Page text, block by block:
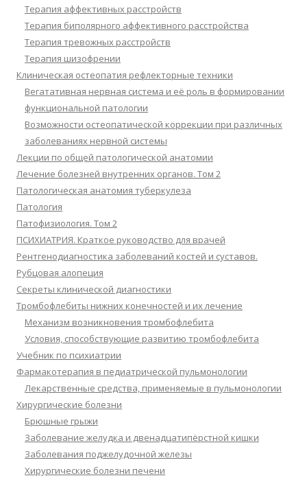
Терапия аффективных расстройств
Терапия биполярного аффективного расстройства
Терапия тревожных расстройств
Терапия шизофрении
Клиническая остеопатия рефлекторные техники
Вегатативная нервная система и её роль в формировании
функциональной патологии
Возможности остеопатической коррекции при различных
заболеваниях нервной системы
Лекции по общей патологической анатомии
Лечение болезней внутренних органов. Том 2
Патологическая анатомия туберкулеза
Патология
Патофизиология. Том 2
ПСИХИАТРИЯ. Краткое руководство для врачей
Рентгенодиагностика заболеваний костей и суставов.
Рубцовая алопеция
Секреты клинической диагностики
Тромбофлебиты нижних конечностей и их лечение
Механизм возникновения тромбофлебита
Условия, способствующие развитию тромбофлебита
Учебник по психиатрии
Фармакотерапия в педиатрической пульмонологии
Лекарственные средства, применяемые в пульмонологии
Хирургические болезни
Брюшные грыжи
Заболевание желудка и двенадцатипёрстной кишки
Заболевания поджелудочной железы
Хирургические болезни печени